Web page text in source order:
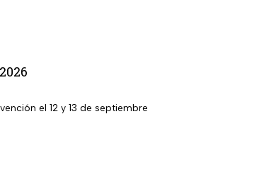
el 12 y 13 de septiembre